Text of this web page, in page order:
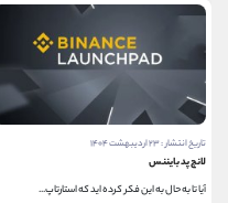
تاریخ انتشار : ۱۶ بهمن ۱۴۰۰
حمله وام سریع یا فلش (Flash Loan Attack) چیست؟ چگونه از آن جلوگیری کنیم؟
نحوه مشاهده و استفاده مردم از ارزهای دیجیتال...